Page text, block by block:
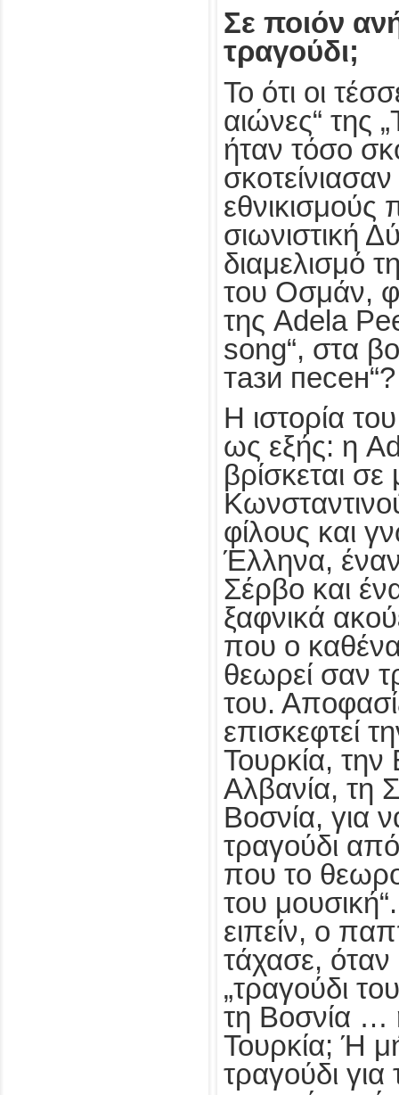
Σε ποιόν
τραγούδι;
Το ότι οι
αιώνες“ της
ήταν τόσο
εθνικισμούς
σιωνιστική
διαμελισμό
του Οσμάν,
της Adela
song“, στα
тази песен“?
Η ιστορία
ως εξής: η
βρίσκεται
φίλους και
Έλληνα,
Σέρβο και
ξαφνικά
που ο
θεωρεί σαν
του.
επισκεφτεί
Τουρκία,
Αλβανία, τη
Βοσνία, για
τραγούδι
που το
του
ειπείν, ο
τάχασε, όταν
„τραγούδι
τη Βοσνία …
Τουρκία; Ή
τραγούδι